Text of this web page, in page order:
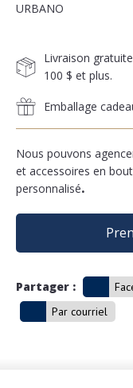
URBANO
Livraison
100 $ et plus.
Emballage
Nous pouvons
et accessoires en
personnalisé.
Partager :
Par courriel